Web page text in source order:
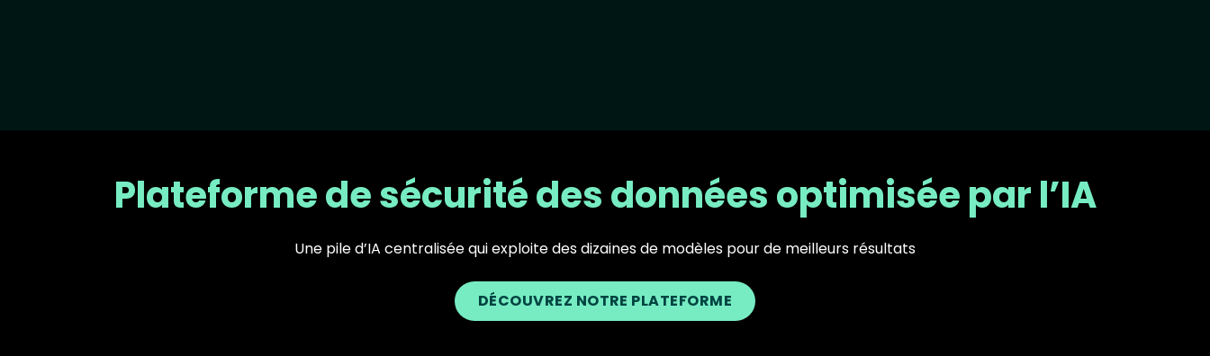
Plateforme de sécurité des données optimisée par l’IA
Une pile d’IA centralisée qui exploite des dizaines de modèles pour de meilleurs résultats
DÉCOUVREZ NOTRE PLATEFORME